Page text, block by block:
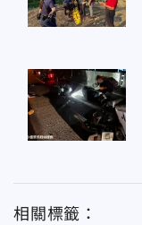
相關標籤：